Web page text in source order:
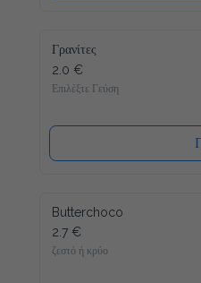
Γρανίτες
2.0 €
Επιλέξτε Γεύση
Butterchoco
2.7 €
ζεστό ή κρύο